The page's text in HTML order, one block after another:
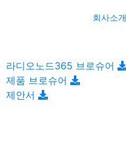
라디오노드365 브로슈어
제품 브로슈어
제안서
회사소개